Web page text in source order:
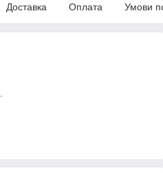
Доставка Оплата Умови